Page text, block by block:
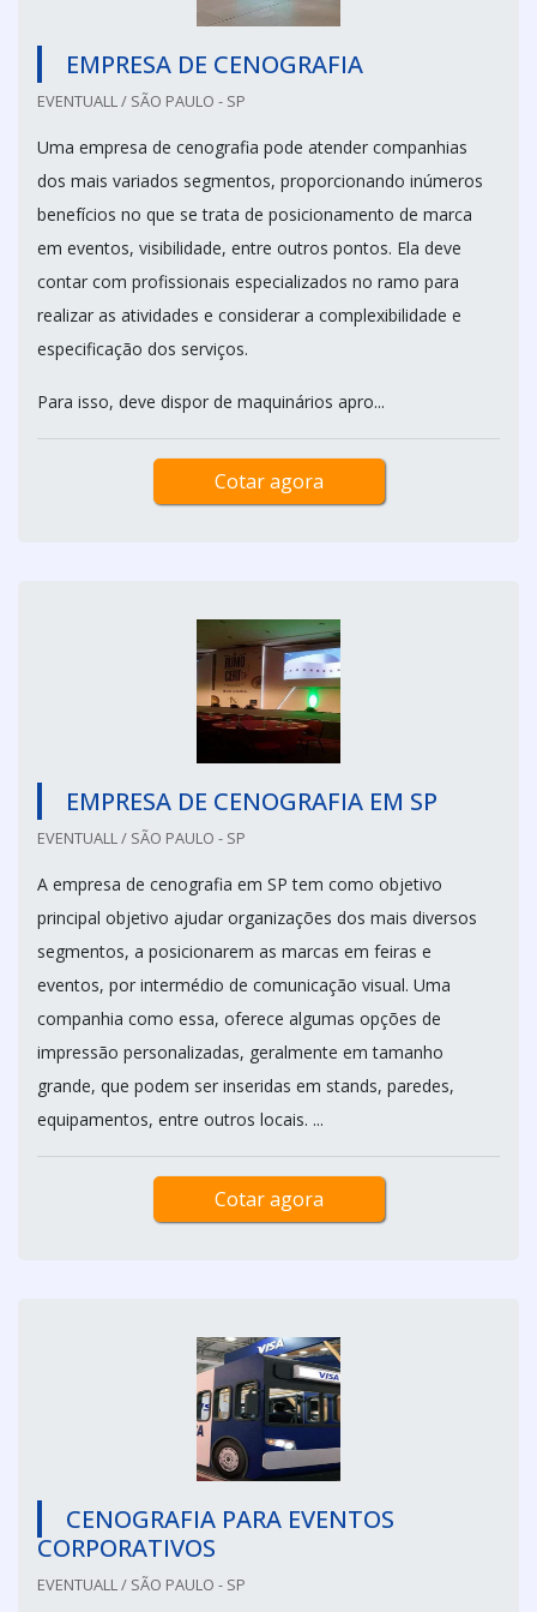
EMPRESA DE CENOGRAFIA
EVENTUALL / SÃO PAULO - SP
Uma empresa de cenografia pode atender companhias
dos mais variados segmentos, proporcionando inúmeros
benefícios no que se trata de posicionamento de marca
em eventos, visibilidade, entre outros pontos. Ela deve
contar com profissionais especializados no ramo para
realizar as atividades e considerar a complexibilidade e
especificação dos serviços.
Para isso, deve dispor de maquinários apro...
Cotar agora
EMPRESA DE CENOGRAFIA EM SP
EVENTUALL / SÃO PAULO - SP
A empresa de cenografia em SP tem como objetivo
principal objetivo ajudar organizações dos mais diversos
segmentos, a posicionarem as marcas em feiras e
eventos, por intermédio de comunicação visual. Uma
companhia como essa, oferece algumas opções de
impressão personalizadas, geralmente em tamanho
grande, que podem ser inseridas em stands, paredes,
equipamentos, entre outros locais. ...
Cotar agora
CENOGRAFIA PARA EVENTOS
CORPORATIVOS
EVENTUALL / SÃO PAULO - SP